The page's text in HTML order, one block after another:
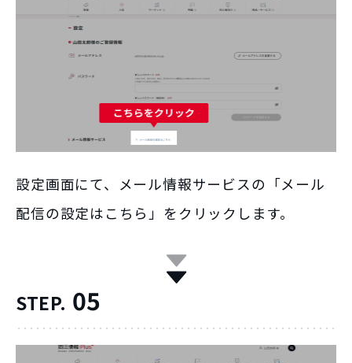
設定画面にて、メール情報サービスの「メール
配信の設定はこちら」をクリックします。
STEP. 05